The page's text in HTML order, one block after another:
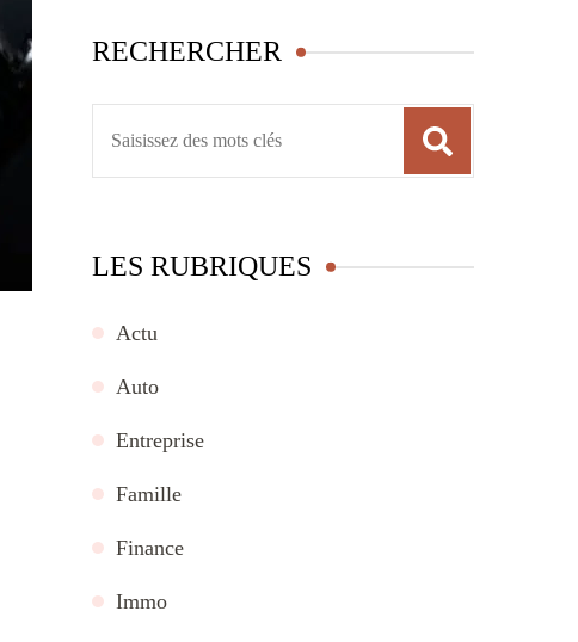
RECHERCHER
LES RUBRIQUES
Actu
Auto
Entreprise
Famille
Finance
Immo